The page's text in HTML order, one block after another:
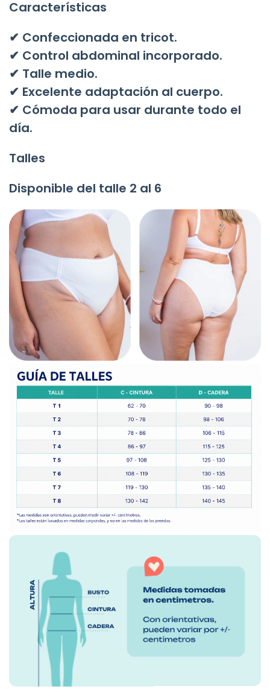
Características
✔ Confeccionada en tricot.
✔ Control abdominal incorporado.
✔ Talle medio.
✔ Excelente adaptación al cuerpo.
✔ Cómoda para usar durante todo el
día.
Talles
Disponible del talle 2 al 6